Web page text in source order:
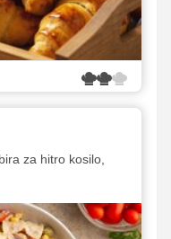
za hitro kosilo,